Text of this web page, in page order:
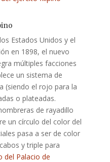
Estados Unidos y el
en 1898, el nuevo
múltiples facciones
un sistema de
(siendo el rojo para la
o plateadas.
de rayadillo
un círculo del color del
pasa a ser de color
y triple para
del Palacio de